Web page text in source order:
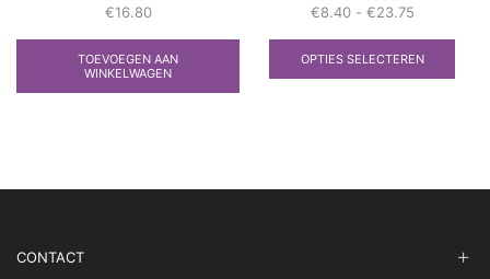
€16.80
TOEVOEGEN AAN
WINKELWAGEN
€8.40 - €23.75Prijsklasse:
tot
OPTIES SELECTEREN
de
CONTACT